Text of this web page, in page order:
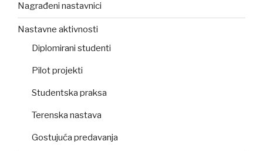
Nagrađeni nastavnici
Nastavne aktivnosti
Diplomirani studenti
Pilot projekti
Studentska praksa
Terenska nastava
Gostujuća predavanja